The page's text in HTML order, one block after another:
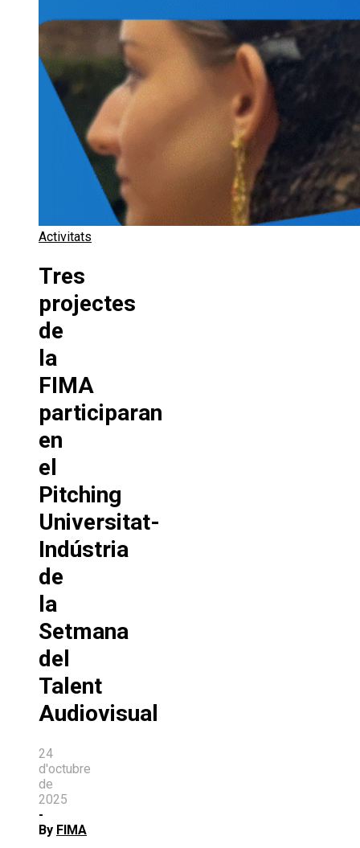
Activitats
Tres
projectes
de
la
FIMA
participaran
en
el
Pitching
Universitat-
Indústria
de
la
Setmana
del
Talent
Audiovisual
24
d'octubre
de
2025
-
By FIMA